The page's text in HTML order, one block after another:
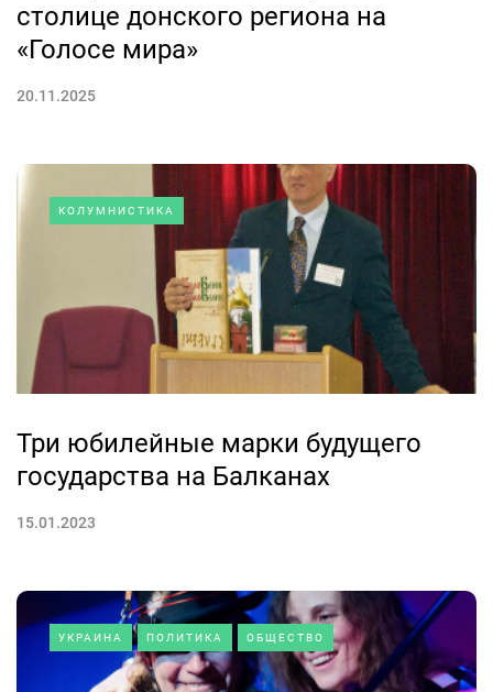
столице донского региона на
«Голосе мира»
20.11.2025
КОЛУМНИСТИКА
Три юбилейные марки будущего
государства на Балканах
15.01.2023
УКРАИНА ПОЛИТИКА ОБЩЕСТВО